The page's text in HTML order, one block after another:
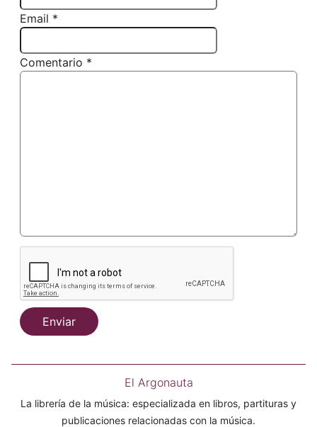
Email *
Comentario *
Enviar
El Argonauta
La librería de la música: especializada en libros, partituras y
publicaciones relacionadas con la música.